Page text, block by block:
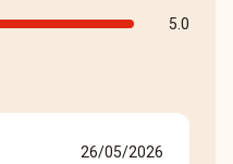
5.0
26/05/2026